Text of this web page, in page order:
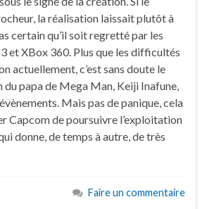
la réalisation laissait plutôt à
certain qu’il soit regretté par les
et XBox 360. Plus que les difficultés
actuellement, c’est sans doute le
papa de Mega Man, Keiji Inafune,
Mais pas de panique, cela
Capcom de poursuivre l’exploitation
donne, de temps à autre, de très
Faire un commentaire